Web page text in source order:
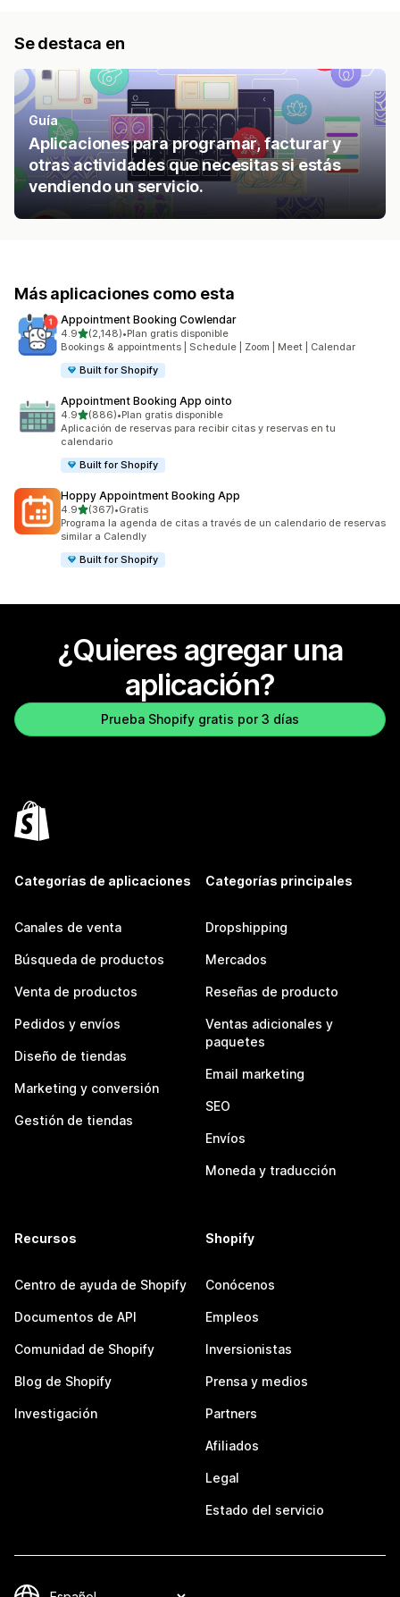
Se destaca en
Guía
Aplicaciones para programar, facturar y
otras actividades que necesitas si estás
vendiendo un servicio.
Más aplicaciones como esta
Appointment Booking Cowlendar
4.9de 5 estrellas
(2,148)
2148 reseñas en total
•Plan gratis disponible
Bookings & appointments | Schedule | Zoom | Meet | Calendar
Built for Shopify
Appointment Booking App ointo
4.9de 5 estrellas
(886)
886 reseñas en total
•Plan gratis disponible
Aplicación de reservas para recibir citas y reservas en tu
calendario
Built for Shopify
Hoppy Appointment Booking App
4.9de 5 estrellas
(367)
367 reseñas en total
•Gratis
Programa la agenda de citas a través de un calendario de reservas
similar a Calendly
Built for Shopify
¿Quieres agregar una
aplicación?
Prueba Shopify gratis por 3 días
Categorías de aplicaciones
Canales de venta
Búsqueda de productos
Venta de productos
Pedidos y envíos
Diseño de tiendas
Marketing y conversión
Gestión de tiendas
Categorías principales
Dropshipping
Mercados
Reseñas de producto
Ventas adicionales y
paquetes
Email marketing
SEO
Envíos
Moneda y traducción
Recursos
Centro de ayuda de Shopify
Documentos de API
Comunidad de Shopify
Blog de Shopify
Investigación
Shopify
Conócenos
Empleos
Inversionistas
Prensa y medios
Partners
Afiliados
Legal
Estado del servicio